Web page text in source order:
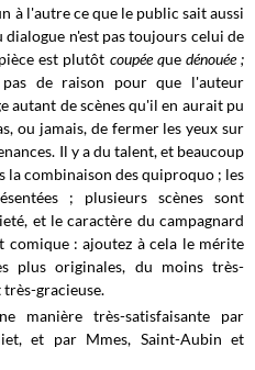
à l'autre ce que le public sait aussi
dialogue n'est pas toujours celui de
est plutôt coupée que dénouée ;
de raison pour que l'auteur
autant de scènes qu'il en aurait pu
ou jamais, de fermer les yeux sur
Il y a du talent, et beaucoup
la combinaison des quiproquo ; les
; plusieurs scènes sont
et le caractère du campagnard
comique : ajoutez à cela le mérite
plus originales, du moins très-
gracieuse.
manière très-satisfaisante par
et par Mmes, Saint-Aubin et